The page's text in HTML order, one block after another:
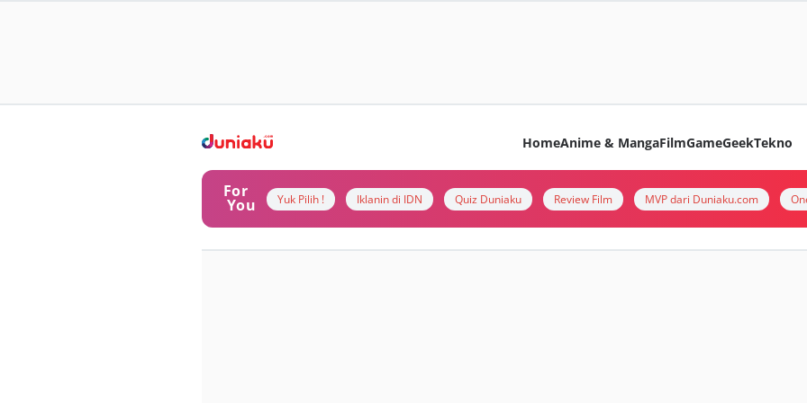
HomeAnime & MangaFilmGameGeekTekno
For
You Yuk Pilih ! Iklanin di IDN Quiz Duniaku Review Film MVP dari Duniaku.com